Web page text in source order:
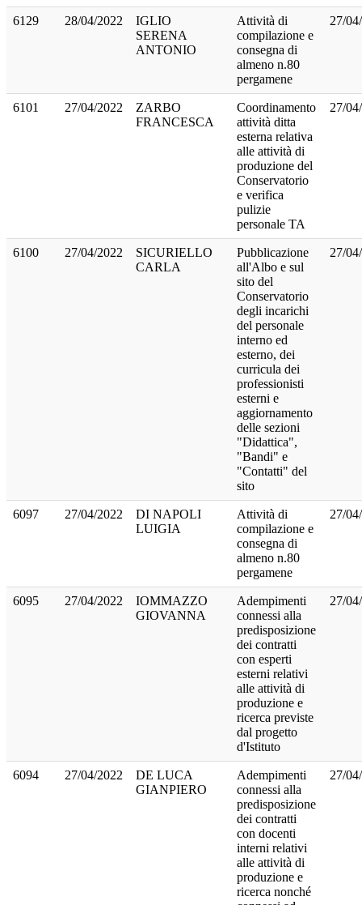
6129 28/04/2022
IGLIO
SERENA
ANTONIO
Attività di
compilazione e
consegna di
almeno n.80
pergamene
27/
6101 27/04/2022
ZARBO
FRANCESCA
Coordinamento
attività ditta
esterna relativa
alle attività di
produzione del
Conservatorio
e verifica
pulizie
personale TA
27/
6100 27/04/2022
SICURIELLO
CARLA
Pubblicazione
all'Albo e sul
sito del
Conservatorio
degli incarichi
del personale
interno ed
esterno, dei
curricula dei
professionisti
esterni e
aggiornamento
delle sezioni
"Didattica",
"Bandi" e
"Contatti" del
sito
27/
6097 27/04/2022
DI NAPOLI
LUIGIA
Attività di
compilazione e
consegna di
almeno n.80
pergamene
27/
6095 27/04/2022
IOMMAZZO
GIOVANNA
Adempimenti
connessi alla
predisposizione
dei contratti
con esperti
esterni relativi
alle attività di
produzione e
ricerca previste
dal progetto
d'Istituto
27/
6094 27/04/2022
DE LUCA
GIANPIERO
Adempimenti
connessi alla
predisposizione
dei contratti
con docenti
interni relativi
alle attività di
produzione e
ricerca nonché
27/